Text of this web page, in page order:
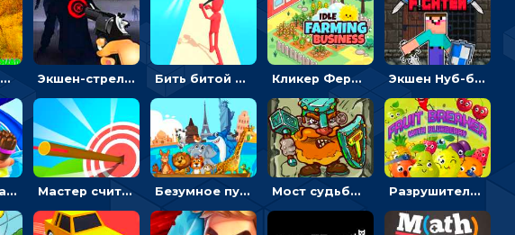
Экстремальные пазлы с квадроциклами: собирать крутые тачки Экшен-стрелялка по зомби: целиться и попадать в бегущих монстров Бить битой по шарику, чтобы сбивать кубики с буквами на пути к финишу - 3D Кликер Фермерский бизнес: расти овощи, чтобы богатеть Экшен Нуб-боец: прыгать через препятствия или бить врагов мечом
Аквапарк с акулами: жми, чтобы лететь к финишу по волнам Мастер считать стрелы: увеличивать запас, чтобы поразить больше целей Безумное путешествие друзей по миру: собирать пазлы из фото с животными Мост судьбы: прыгать по платформам и бить молотом орков Разрушитель фруктов: стрелять ягодами по ананасам